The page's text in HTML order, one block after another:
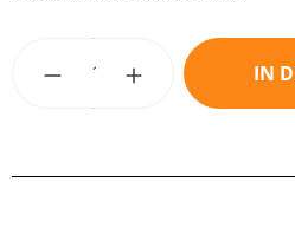
Produkt Anzahl: Gib
IN